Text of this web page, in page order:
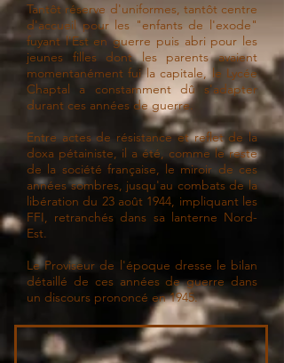
Tantôt réserve d'uniformes, tantôt centre
d'accueil pour les "enfants de l'exode"
fuyant l'Est en guerre puis abri pour les
jeunes filles dont les parents avaient
momentanément fui la capitale, le Lycée
Chaptal a constamment dû s'adapter
durant ces années de guerre.
Entre actes de résistance et reflet de la
doxa pétainiste, il a été, comme le reste
de la société française, le miroir de ces
années sombres, jusqu'au combats de la
libération du 23 août 1944, impliquant les
FFI, retranchés dans sa lanterne Nord-
Est.
Le Proviseur de l'époque dresse le bilan
détaillé de ces années de guerre dans
un discours prononcé en 1945.